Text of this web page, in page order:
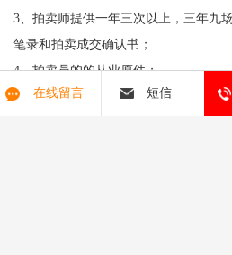
3、拍卖师提供一年三次以上，三年九
笔录和拍卖成交确认书；
4、拍卖员的的从业原件；
5、公司法人以及股东的原件；
在线留言 短信